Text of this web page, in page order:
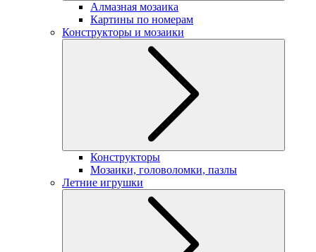
Алмазная мозаика
Картины по номерам
Конструкторы и мозаики
Конструкторы
Мозаики, головоломки, пазлы
Летние игрушки